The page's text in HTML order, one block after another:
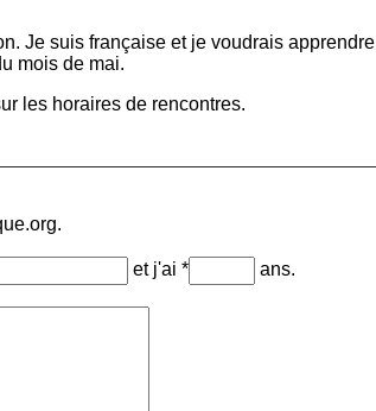
Je suis française et je voudrais apprendre
mois de mai.
les horaires de rencontres.
et j'ai * ans.